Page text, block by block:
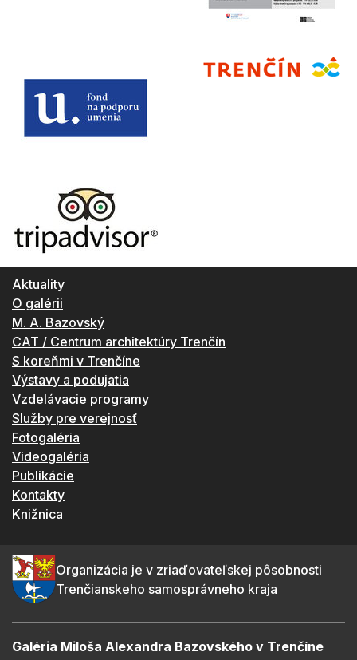
Aktuality
O galérii
M. A. Bazovský
CAT / Centrum architektúry Trenčín
S koreňmi v Trenčíne
Výstavy a podujatia
Vzdelávacie programy
Služby pre verejnosť
Fotogaléria
Videogaléria
Publikácie
Kontakty
Knižnica
Organizácia je v zriaďovateľskej pôsobnosti
Trenčianskeho samosprávneho kraja
Galéria Miloša Alexandra Bazovského v Trenčíne